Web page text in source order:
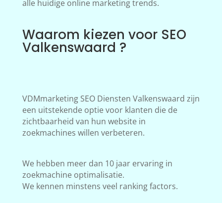
alle huidige online marketing trends.
Waarom kiezen voor SEO
Valkenswaard ?
VDMmarketing SEO Diensten Valkenswaard zijn
een uitstekende optie voor klanten die de
zichtbaarheid van hun website in
zoekmachines willen verbeteren.
We hebben meer dan 10 jaar ervaring in
zoekmachine optimalisatie.
We kennen minstens veel ranking factors.